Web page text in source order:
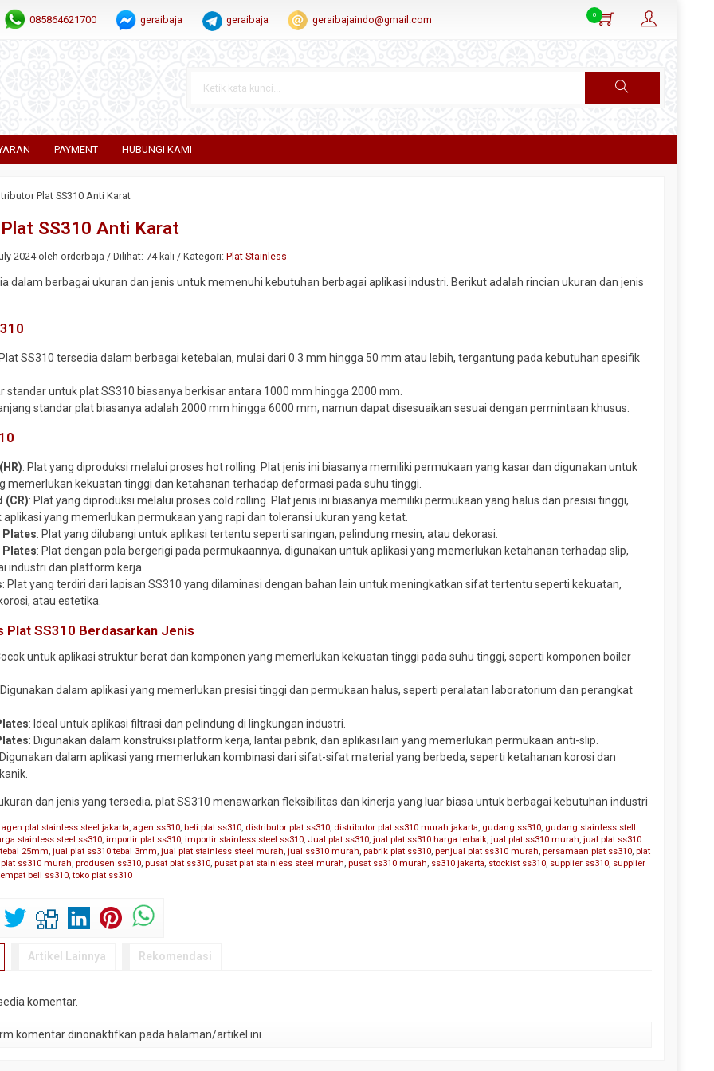
085864621700 geraibaja geraibaja geraibajaindo@gmail.com 0
PAYMENT HUBUNGI KAMI
Plat SS310 Anti Karat
SS310 Anti Karat
2024 oleh orderbaja / Dilihat: 74 kali / Kategori:Plat Stainless
dalam berbagai ukuran dan jenis untuk memenuhi kebutuhan berbagai aplikasi industri. Berikut adalah rincian ukuran dan jenis
SS310 tersedia dalam berbagai ketebalan, mulai dari 0.3 mm hingga 50 mm atau lebih, tergantung pada kebutuhan spesifik
standar untuk plat SS310 biasanya berkisar antara 1000 mm hingga 2000 mm.
standar plat biasanya adalah 2000 mm hingga 6000 mm, namun dapat disesuaikan sesuai dengan permintaan khusus.
: Plat yang diproduksi melalui proses hot rolling. Plat jenis ini biasanya memiliki permukaan yang kasar dan digunakan untuk
memerlukan kekuatan tinggi dan ketahanan terhadap deformasi pada suhu tinggi.
(CR): Plat yang diproduksi melalui proses cold rolling. Plat jenis ini biasanya memiliki permukaan yang halus dan presisi tinggi,
aplikasi yang memerlukan permukaan yang rapi dan toleransi ukuran yang ketat.
Plates: Plat yang dilubangi untuk aplikasi tertentu seperti saringan, pelindung mesin, atau dekorasi.
Plates: Plat dengan pola bergerigi pada permukaannya, digunakan untuk aplikasi yang memerlukan ketahanan terhadap slip,
industri dan platform kerja.
: Plat yang terdiri dari lapisan SS310 yang dilaminasi dengan bahan lain untuk meningkatkan sifat tertentu seperti kekuatan,
atau estetika.
Plat SS310 Berdasarkan Jenis
untuk aplikasi struktur berat dan komponen yang memerlukan kekuatan tinggi pada suhu tinggi, seperti komponen boiler
Digunakan dalam aplikasi yang memerlukan presisi tinggi dan permukaan halus, seperti peralatan laboratorium dan perangkat
: Ideal untuk aplikasi filtrasi dan pelindung di lingkungan industri.
: Digunakan dalam konstruksi platform kerja, lantai pabrik, dan aplikasi lain yang memerlukan permukaan anti-slip.
dalam aplikasi yang memerlukan kombinasi dari sifat-sifat material yang berbeda, seperti ketahanan korosi dan
dan jenis yang tersedia, plat SS310 menawarkan fleksibilitas dan kinerja yang luar biasa untuk berbagai kebutuhan industri
agen plat stainless steel jakarta,agen ss310,beli plat ss310, distributor plat ss310, distributor plat ss310 murah jakarta, gudang ss310, gudang stainless stell
stainless steel ss310,importir plat ss310,importir stainless steel ss310, Jual plat ss310,jual plat ss310 harga terbaik,jual plat ss310 murah,jual plat ss310
25mm,jual plat ss310 tebal 3mm,jual plat stainless steel murah,jual ss310 murah,pabrik plat ss310,penjual plat ss310 murah,persamaan plat ss310,plat
plat ss310 murah,produsen ss310,pusat plat ss310,pusat plat stainless steel murah,pusat ss310 murah,ss310 jakarta,stockist ss310,supplier ss310,supplier
beli ss310,toko plat ss310
Artikel Lainnya Rekomendasi
komentar.
komentar dinonaktifkan pada halaman/artikel ini.